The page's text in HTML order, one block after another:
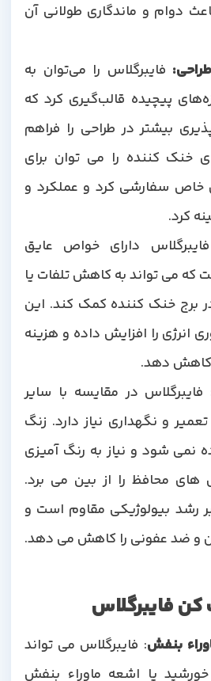
و ماندگاری طولانی آن
فایبرگلاس را می‌توان به
پیچیده قالب‌گیری کرد که
بیشتر در طراحی را فراهم
کننده را می توان برای
سفارشی کرد و عملکرد و
دارای خواص عایق
می تواند به کاهش تلفات یا
خنک کننده کمک کند. این
را افزایش داده و هزینه
دهد.
در مقایسه با سایر
و نگهداری نیاز دارد. زنگ
شود و نیاز به رنگ آمیزی
محافظ را از بین می برد.
بیولوژیکی مقاوم است و
و ضد عفونی را کاهش می دهد.
فایبرگلاس
بنفش: فایبرگلاس می تواند
یا اشعه ماوراء بنفش